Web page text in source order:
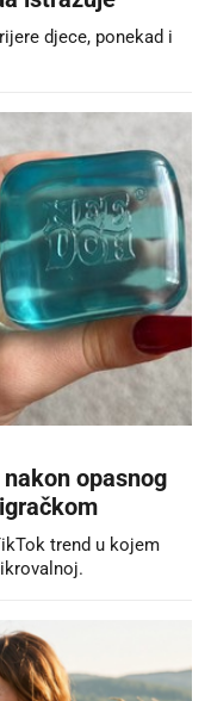
djece, ponekad i
opasnog
trend u kojem